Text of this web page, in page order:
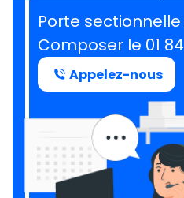
Porte
Composer le 01
Appelez-nous